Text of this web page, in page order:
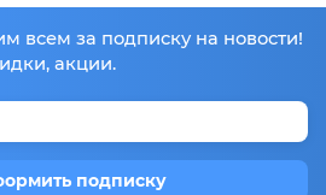
всем за подписку на новости!
акции.
подписку